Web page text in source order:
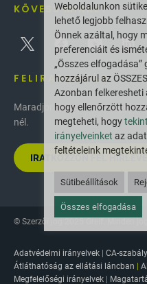
KÖVESS MINKET
FELIRATKOZÁS
Maradjon naprakész a
nél.
IRATKOZZON FEL
© Szerzői jog 2025 Greif. Minden
Adatvédelmi irányelvek | CA-
Átláthatóság az ellátási láncban |
Megfelelőségi irányelvek |
Weboldalunkon
lehető legjobb
Önnek azáltal, hogy
preferenciáit és
„Összes
hozzájárul az
Azonban felkeresheti
hogy ellenőrzött
megteheti, hogy
irányelveinket az
feltételeink
Sütibeállítások
Összes elfogadása